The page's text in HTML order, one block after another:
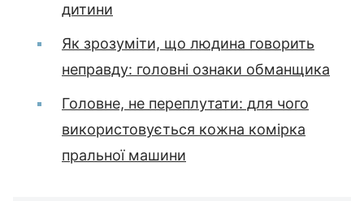
дитини
Як зрозуміти, що людина говорить
неправду: головні ознаки обманщика
Головне, не переплутати: для чого
використовується кожна комірка
пральної машини